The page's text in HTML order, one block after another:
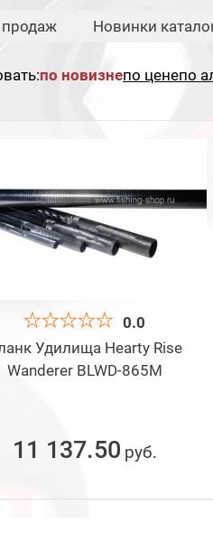
Hearty Rise
Wanderer
Новинки
по новизнепо ценепо
0.0
Удилища Hearty Rise
Wanderer BLWD-865M
11 137.50 руб.